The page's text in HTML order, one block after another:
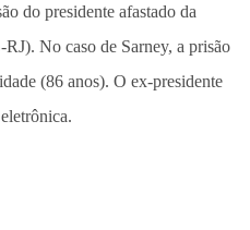
do presidente afastado da
No caso de Sarney, a prisão
(86 anos). O ex-presidente